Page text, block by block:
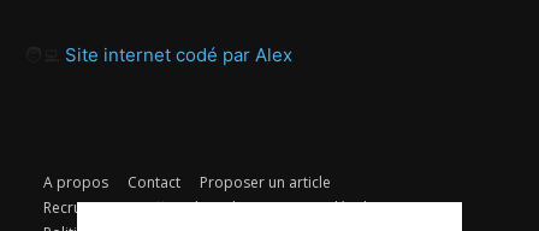
Site internet codé par Alex
A propos Contact
Proposer un article
Recrutement / Offres d’emploi
Mentions légales